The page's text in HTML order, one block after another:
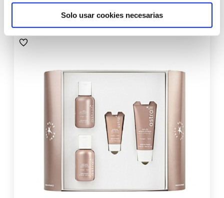
Solo usar cookies necesarias